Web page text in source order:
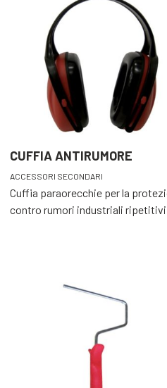
CUFFIA ANTIRUMORE
ACCESSORI SECONDARI
Cuffia paraorecchie per la
contro rumori industriali ripetitivi